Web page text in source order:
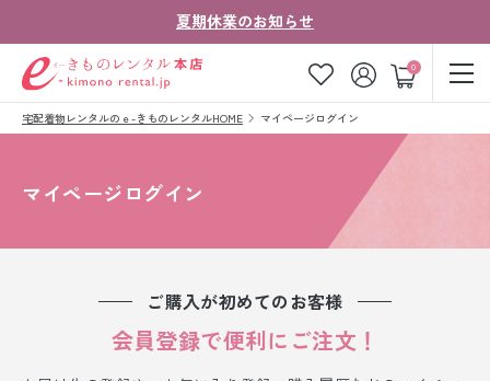
夏期休業のお知らせ
0
ゲスト
お気に入り ログイン
よくあるご質問
お問い合わせ
法人・グループの
お客様はこちら
宅配着物レンタルのｅ-きものレンタルHOME マイページログイン
マイページログイン
ご購入が初めてのお客様
会員登録で便利にご注文！